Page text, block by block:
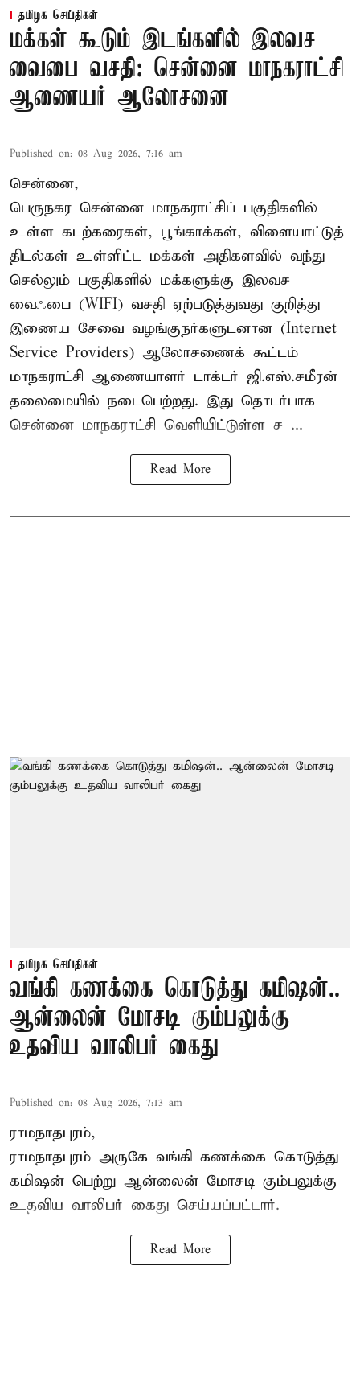
தமிழக செய்திகள்
மக்கள் கூடும் இடங்களில் இலவச
வைபை வசதி: சென்னை மாநகராட்சி
ஆணையர் ஆலோசனை
Published on: 08 Aug 2026, 7:16 am
சென்னை,
பெருநகர சென்னை மாநகராட்சிப் பகுதிகளில்
உள்ள கடற்கரைகள், பூங்காக்கள், விளையாட்டுத்
திடல்கள் உள்ளிட்ட மக்கள் அதிகளவில் வந்து
செல்லும் பகுதிகளில் மக்களுக்கு இலவச
வைஃபை (WIFI) வசதி ஏற்படுத்துவது குறித்து
இணைய சேவை வழங்குநர்களுடனான (Internet
Service Providers) ஆலோசணைக் கூட்டம்
மாநகராட்சி ஆணையாளர் டாக்டர் ஜி.எஸ்.சமீரன்
தலைமையில் நடைபெற்றது. இது தொடர்பாக
சென்னை மாநகராட்சி வெளியிட்டுள்ள ச ...
Read More
தமிழக செய்திகள்
வங்கி கணக்கை கொடுத்து கமிஷன்..
ஆன்லைன் மோசடி கும்பலுக்கு
உதவிய வாலிபர் கைது
Published on: 08 Aug 2026, 7:13 am
ராமநாதபுரம்,
ராமநாதபுரம் அருகே வங்கி கணக்கை கொடுத்து
கமிஷன் பெற்று ஆன்லைன் மோசடி கும்பலுக்கு
உதவிய வாலிபர் கைது செய்யப்பட்டார்.
Read More